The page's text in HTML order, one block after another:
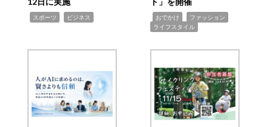
スポーツ ビジネス おでかけ ファッション
ライフスタイル